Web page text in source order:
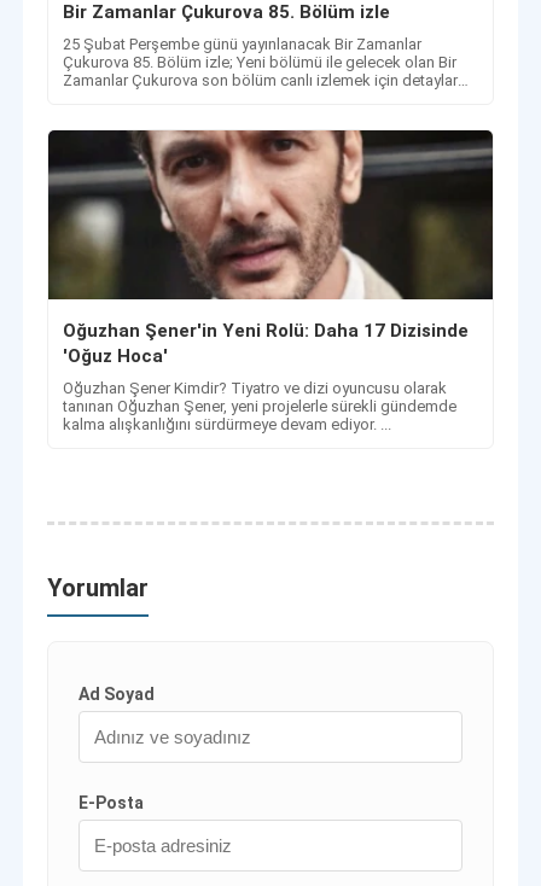
Bir Zamanlar Çukurova 85. Bölüm izle
25 Şubat Perşembe günü yayınlanacak Bir Zamanlar
Çukurova 85. Bölüm izle; Yeni bölümü ile gelecek olan Bir
Zamanlar Çukurova son bölüm canlı izlemek için detaylar
Oğuzhan Şener'in Yeni Rolü: Daha 17 Dizisinde
'Oğuz Hoca'
Oğuzhan Şener Kimdir? Tiyatro ve dizi oyuncusu olarak
tanınan Oğuzhan Şener, yeni projelerle sürekli gündemde
kalma alışkanlığını sürdürmeye devam ediyor. ...
Yorumlar
Ad Soyad
E-Posta